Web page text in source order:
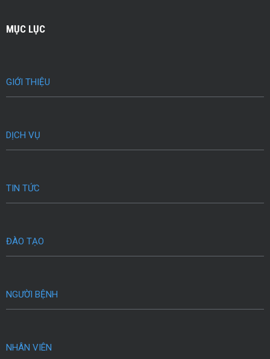
MỤC LỤC
GIỚI THIỆU
DỊCH VỤ
TIN TỨC
ĐÀO TẠO
NGƯỜI BỆNH
NHÂN VIÊN